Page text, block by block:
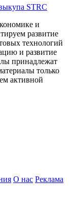
STRC
и
развитие
технологий
и развитие
принадлежат
только
активной
О нас Реклама